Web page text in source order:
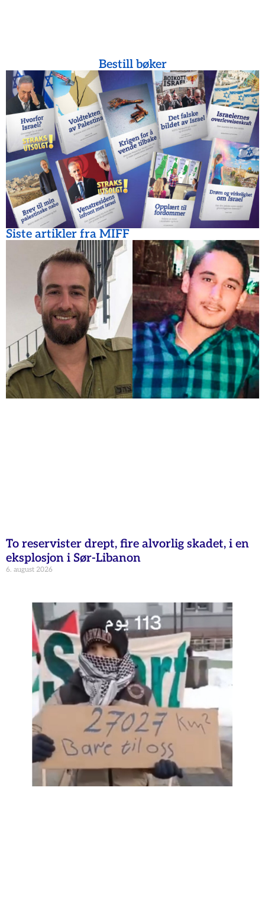
Bestill bøker
Siste artikler fra MIFF
To reservister drept, fire alvorlig skadet, i en
eksplosjon i Sør-Libanon
6. august 2026